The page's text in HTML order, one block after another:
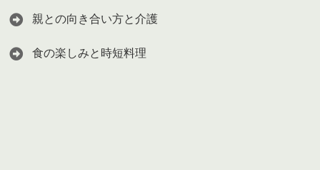
親との向き合い方と介護
食の楽しみと時短料理